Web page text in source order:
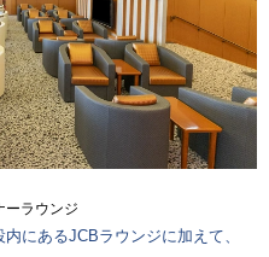
ーラウンジ
にあるJCBラウンジに加えて、